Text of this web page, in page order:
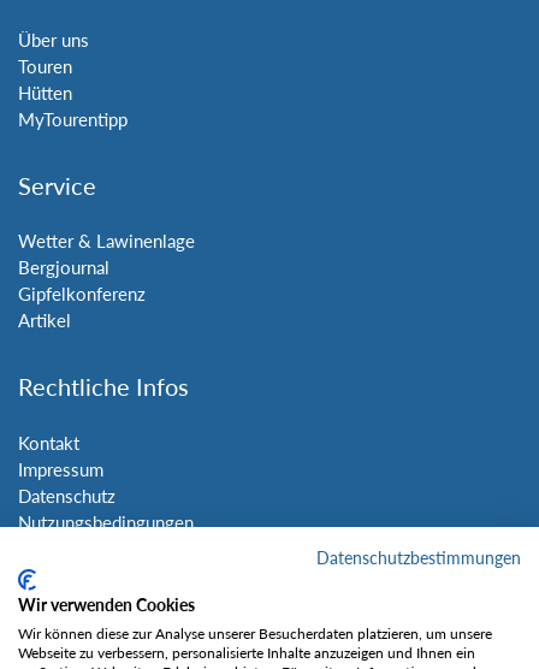
Über uns
Touren
Hütten
MyTourentipp
Service
Wetter & Lawinenlage
Bergjournal
Gipfelkonferenz
Artikel
Rechtliche Infos
Kontakt
Impressum
Datenschutz
Nutzungsbedingungen
Social Media
Datenschutzbestimmungen
Wir verwenden Cookies
Wir können diese zur Analyse unserer Besucherdaten platzieren, um unsere
Webseite zu verbessern, personalisierte Inhalte anzuzeigen und Ihnen ein